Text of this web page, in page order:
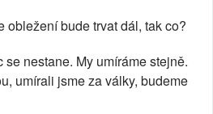
obležení bude trvat dál, tak co?
nestane. My umíráme stejně.
umírali jsme za války, budeme